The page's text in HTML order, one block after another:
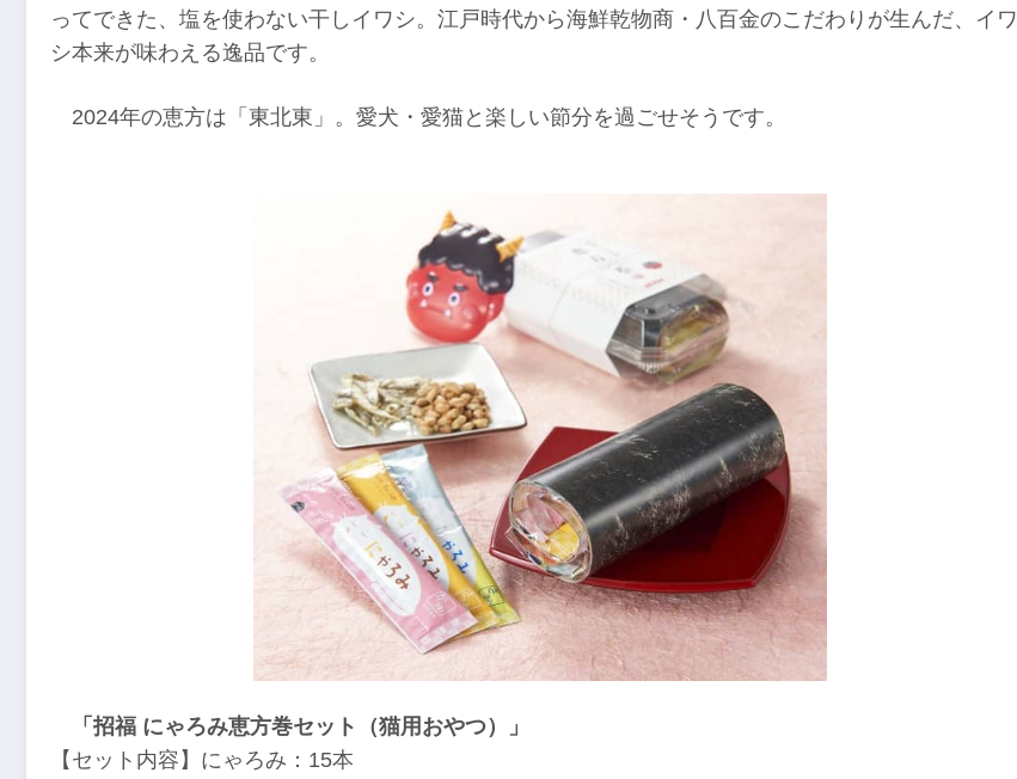
ってできた、塩を使わない干しイワシ。江戸時代から海鮮乾物商・八百金のこだわりが生んだ、イワ
シ本来が味わえる逸品です。
2024年の恵方は「東北東」。愛犬・愛猫と楽しい節分を過ごせそうです。
「招福 にゃろみ恵方巻セット（猫用おやつ）」
【セット内容】にゃろみ：15本